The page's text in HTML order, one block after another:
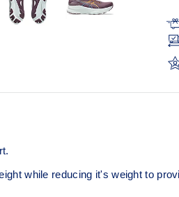
while reducing it's weight to